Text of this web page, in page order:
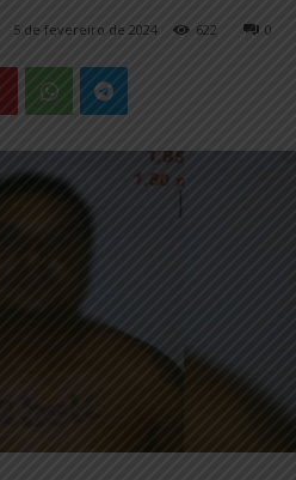
5 de fevereiro de 2024 0
622